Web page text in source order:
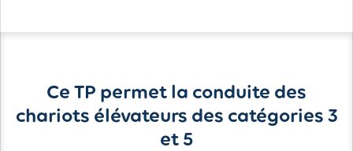
Ce TP permet la conduite des
chariots élévateurs des catégories 3
et 5